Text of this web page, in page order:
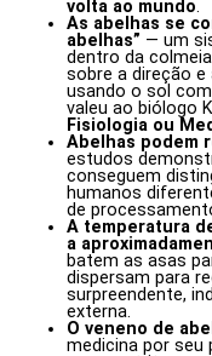
volta ao mundo.
As abelhas se
abelhas” — um
dentro da
sobre a direção
usando o sol
valeu ao biólogo
Fisiologia ou
Abelhas podem
estudos
conseguem
humanos
de
A temperatura
a
batem as asas
dispersam para
surpreendente,
externa.
O veneno de
medicina por